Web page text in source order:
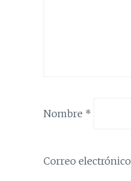
Nombre *
Correo electrónico